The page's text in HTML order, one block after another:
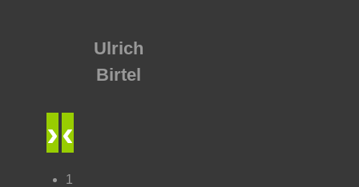
Ulrich
Birtel
›‹
1